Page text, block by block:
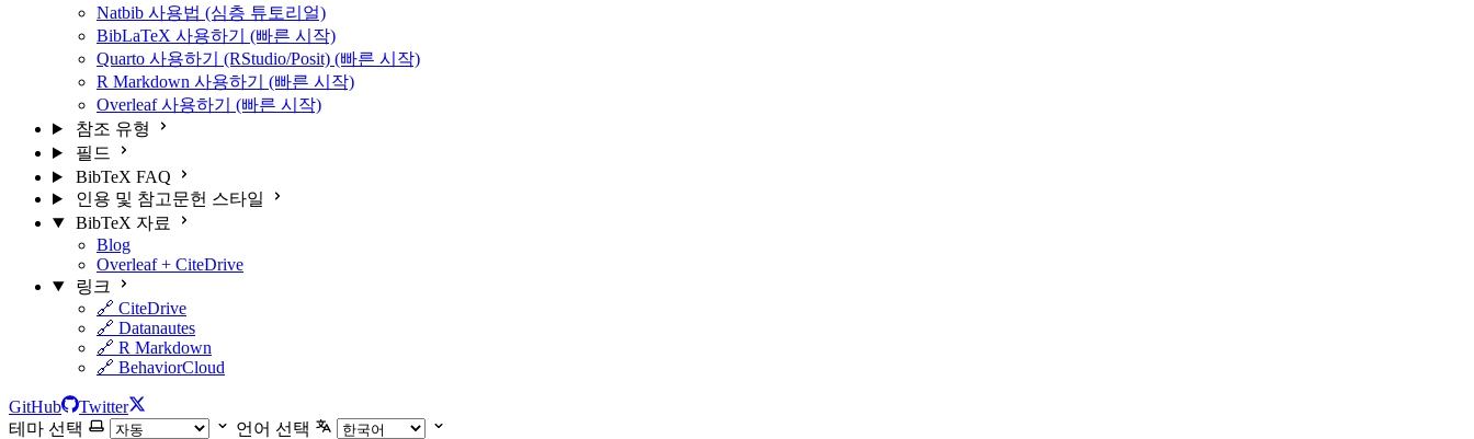
Natbib 사용법 (심층 튜토리얼)
BibLaTeX 사용하기 (빠른 시작)
Quarto 사용하기 (RStudio/Posit) (빠른 시작)
R Markdown 사용하기 (빠른 시작)
Overleaf 사용하기 (빠른 시작)
참조 유형
필드
BibTeX FAQ
인용 및 참고문헌 스타일
BibTeX 자료
Blog
Overleaf + CiteDrive
링크
🔗 CiteDrive
🔗 Datanautes
🔗 R Markdown
🔗 BehaviorCloud
GitHub
Twitter
테마 선택
언어 선택